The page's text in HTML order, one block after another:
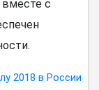
вместе с